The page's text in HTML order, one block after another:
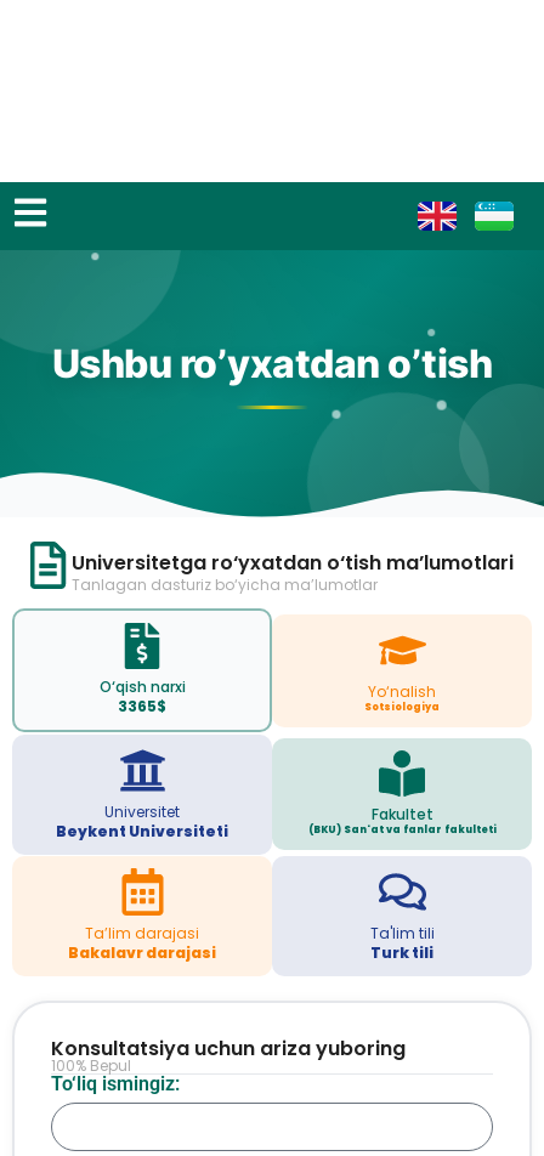
Ushbu ro’yxatdan o’tish
Universitetga ro‘yxatdan o‘tish ma’lumotlari
Tanlagan dasturiz bo‘yicha ma’lumotlar
O‘qish narxi
3365$
Yo‘nalish
Sotsiologiya
Universitet
Beykent Universiteti
Fakultet
(BKU) San'at va fanlar fakulteti
Ta’lim darajasi
Bakalavr darajasi
Ta'lim tili
Turk tili
To‘liq ismingiz:
Konsultatsiya uchun ariza yuboring
100% Bepul